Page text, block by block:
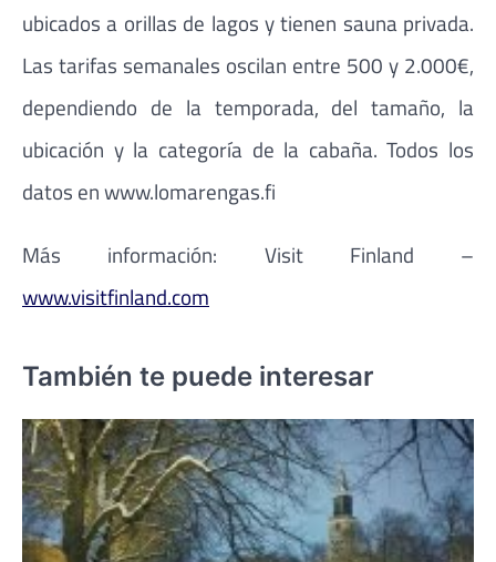
ubicados a orillas de lagos y tienen sauna privada.
Las tarifas semanales oscilan entre 500 y 2.000€,
dependiendo de la temporada, del tamaño, la
ubicación y la categoría de la cabaña. Todos los
datos en www.lomarengas.fi
Más información: Visit Finland –
www.visitfinland.com
También te puede interesar